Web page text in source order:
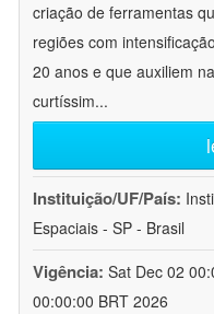
criação de ferramentas
regiões com
20 anos e que auxiliem
curtíssim...
Instituição/UF/País:
Espaciais - SP - Brasil
Vigência: Sat Dec 02
00:00:00 BRT 2026